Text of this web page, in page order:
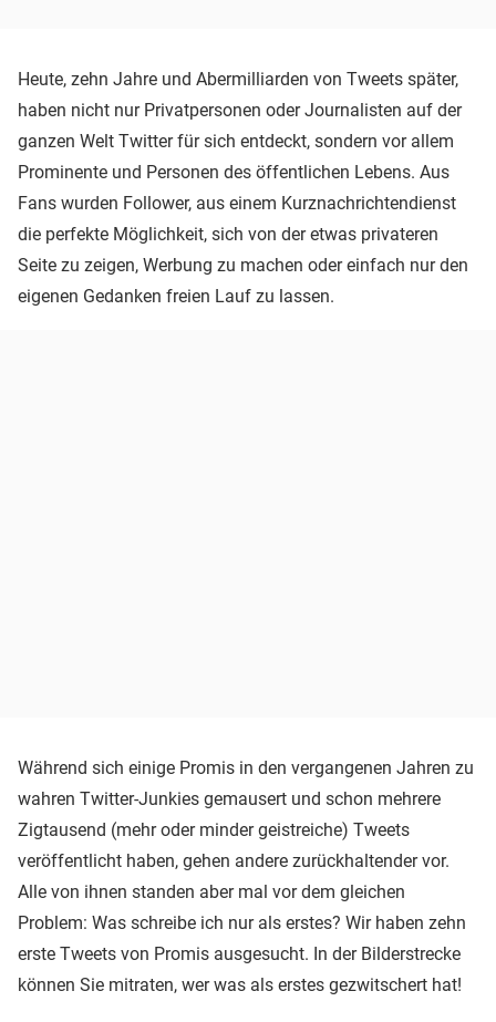
Heute, zehn Jahre und Abermilliarden von Tweets später,
haben nicht nur Privatpersonen oder Journalisten auf der
ganzen Welt Twitter für sich entdeckt, sondern vor allem
Prominente und Personen des öffentlichen Lebens. Aus
Fans wurden Follower, aus einem Kurznachrichtendienst
die perfekte Möglichkeit, sich von der etwas privateren
Seite zu zeigen, Werbung zu machen oder einfach nur den
eigenen Gedanken freien Lauf zu lassen.
Während sich einige Promis in den vergangenen Jahren zu
wahren Twitter-Junkies gemausert und schon mehrere
Zigtausend (mehr oder minder geistreiche) Tweets
veröffentlicht haben, gehen andere zurückhaltender vor.
Alle von ihnen standen aber mal vor dem gleichen
Problem: Was schreibe ich nur als erstes? Wir haben zehn
erste Tweets von Promis ausgesucht. In der Bilderstrecke
können Sie mitraten, wer was als erstes gezwitschert hat!